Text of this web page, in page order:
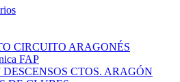
CIRCUITO ARAGONÉS
FAP
DESCENSOS CTOS. ARAGÓN